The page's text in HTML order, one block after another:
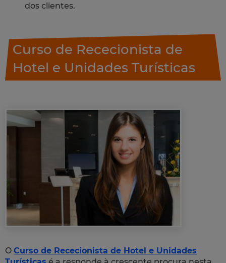
dos clientes.
Curso de Rececionista de
Hotel e Unidades Turísticas
O Curso de Rececionista de Hotel e Unidades